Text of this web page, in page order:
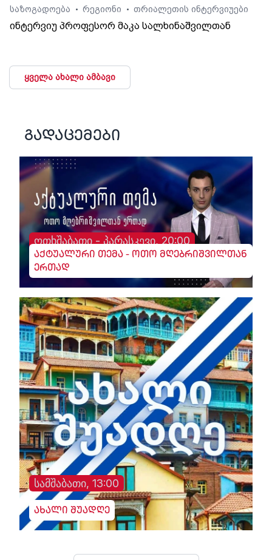
საზოგადოება
• რეგიონი • თრიალეთის ინტერვიუები
ინტერვიუ პროფესორ მაკა სალხინაშვილთან
ყველა ახალი ამბავი
გადაცემები
ოთხშაბათი - პარასკევი, 20:00
აქტუალური თემა - ოთო მღებრიშვილთან
ერთად
სამშაბათი, 13:00
ახალი შუადღე